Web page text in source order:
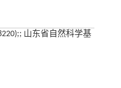
山东省自然科学基